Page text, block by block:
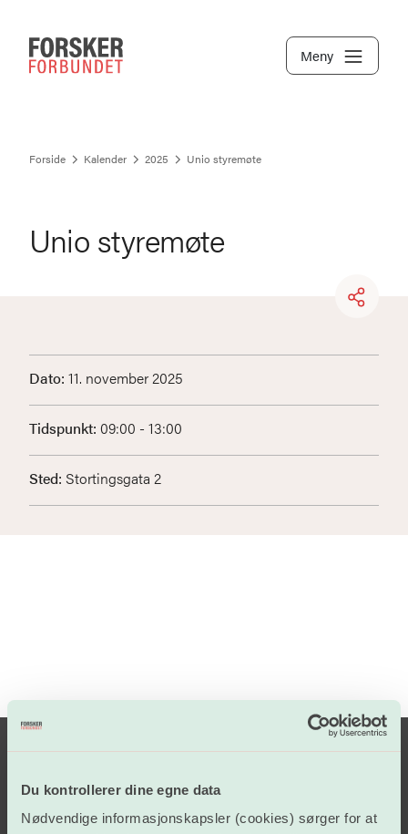
Du kontrollerer dine egne data
Nødvendige informasjonskapsler (cookies) sørger for at
Meny
Forside Kalender 2025 Unio styremøte
Unio styremøte
Dato: 11. november 2025
Tidspunkt: 09:00 - 13:00
Sted: Stortingsgata 2